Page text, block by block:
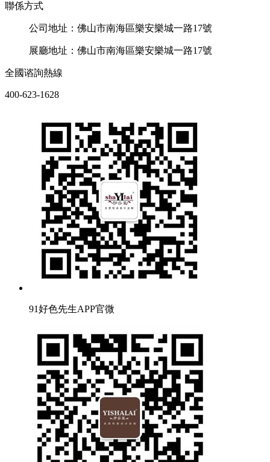
聯係方式
公司地址：佛山市南海區樂安樂城一路17號
展廳地址：佛山市南海區樂安樂城一路17號
全國谘詢熱線
400-623-1628
91好色先生APP官微